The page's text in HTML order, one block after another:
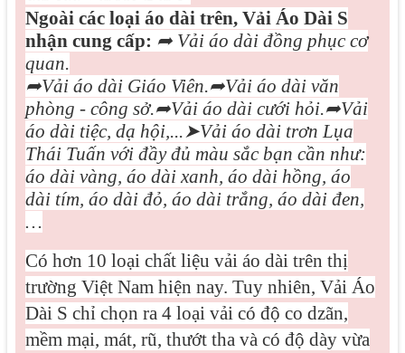
Ngoài các loại áo dài trên, Vải Áo Dài S
nhận cung cấp: ➦Vải áo dài đồng phục cơ
quan.
➦Vải áo dài Giáo Viên.➦Vải áo dài văn
phòng - công sở.➦Vải áo dài cưới hỏi.➦Vải
áo dài tiệc, dạ hội,...➤Vải áo dài trơn Lụa
Thái Tuấn với đầy đủ màu sắc bạn cần như:
áo dài vàng, áo dài xanh, áo dài hồng, áo
dài tím, áo dài đỏ, áo dài trắng, áo dài đen,
…
Có hơn 10 loại chất liệu vải áo dài trên thị
trường Việt Nam hiện nay. Tuy nhiên, Vải Áo
Dài S chỉ chọn ra 4 loại vải có độ co dzãn,
mềm mại, mát, rũ, thướt tha và có độ dày vừa